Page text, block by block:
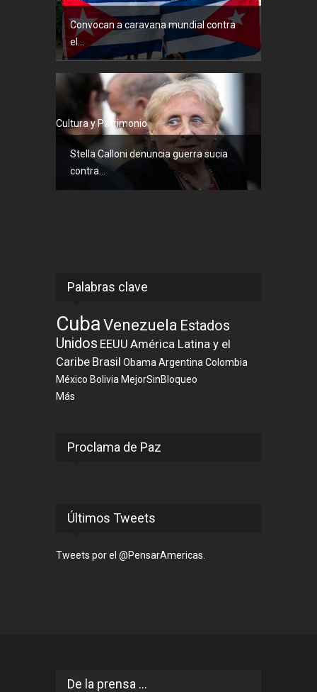
Convocan a caravana mundial contra
el...
Cultura y Patrimonio
Stella Calloni denuncia guerra sucia
contra...
Palabras clave
CubaVenezuela Estados
Unidos EEUU América Latina y el
Caribe Brasil Obama Argentina Colombia
México Bolivia MejorSinBloqueo
Más
Proclama de Paz
Últimos Tweets
Tweets por el @PensarAmericas.
De la prensa ...